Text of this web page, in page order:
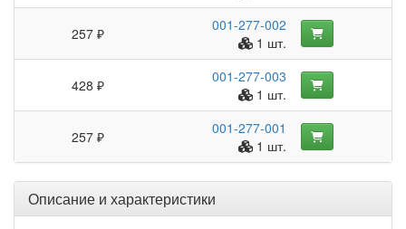
257 ₽
001-277-002
1 шт.
428 ₽
001-277-003
1 шт.
257 ₽
001-277-001
1 шт.
Описание и характеристики